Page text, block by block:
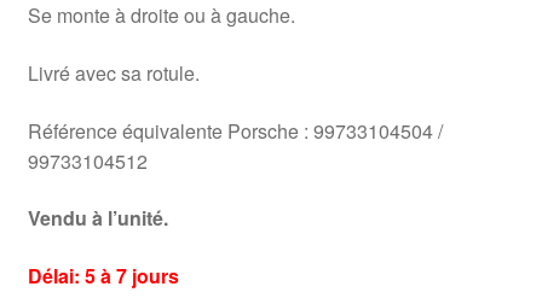
Se monte à droite ou à gauche.
Livré avec sa rotule.
Référence équivalente Porsche : 99733104504 /
99733104512
Vendu à l’unité.
Délai: 5 à 7 jours